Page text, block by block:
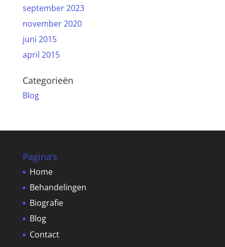
september 2023
november 2020
juni 2015
april 2015
Categorieën
Blog
Pagina’s
Home
Behandelingen
Biografie
Blog
Contact